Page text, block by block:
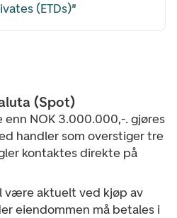
(ETDs)"
(Spot)
enn NOK 3.000.000,-. gjøres
handler som overstiger tre
kontaktes direkte på
være aktuelt ved kjøp av
eiendommen må betales i